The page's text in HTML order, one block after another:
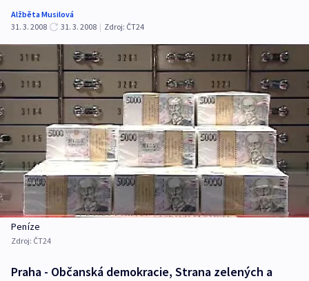
Alžběta Musilová
31. 3. 2008
31. 3. 2008 | Zdroj: ČT24
Peníze
Zdroj: ČT24
Praha - Občanská demokracie, Strana zelených a